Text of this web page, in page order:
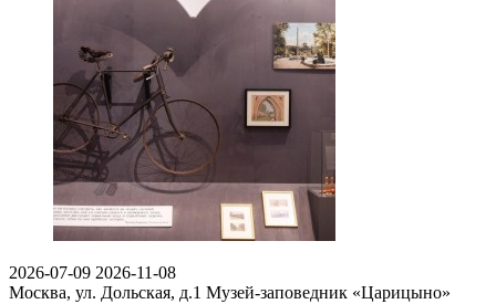
2026-07-09 2026-11-08
Москва, ул. Дольская, д.1 Музей-заповедник «Царицыно»